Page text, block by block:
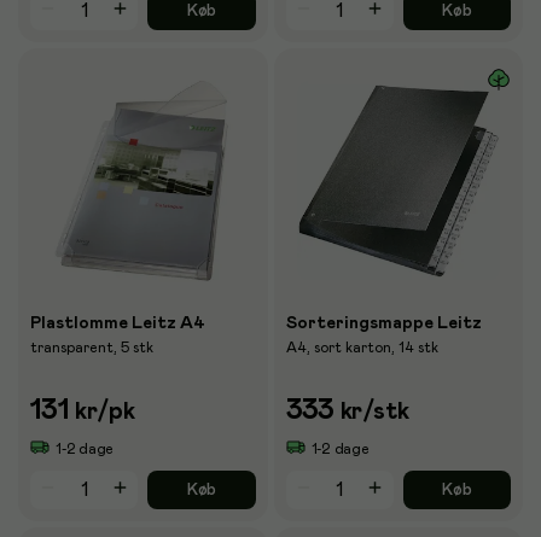
Køb Køb
Plastlomme Leitz A4
transparent, 5 stk
131 kr/pk
1-2 dage
Køb
Sorteringsmappe Leitz
A4, sort karton, 14 stk
333 kr/stk
1-2 dage
Køb